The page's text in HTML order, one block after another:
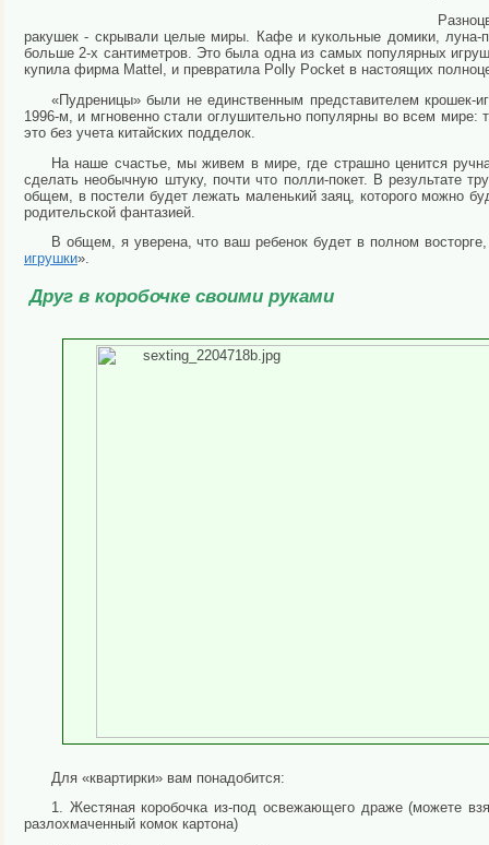
ракушек - скрывали целые миры. Кафе и кукольные домики, луна-
больше 2-х сантиметров. Это была одна из самых популярных
купила фирма Mattel, и превратила Polly Pocket в настоящих
«Пудреницы» были не единственным представителем
1996-м, и мгновенно стали оглушительно популярны во всем
это без учета китайских подделок.
На наше счастье, мы живем в мире, где страшно ценится
сделать необычную штуку, почти что полли-покет. В результате
общем, в постели будет лежать маленький заяц, которого можно
родительской фантазией.
В общем, я уверена, что ваш ребенок будет в полном
игрушки».
Друг в коробочке своими руками
Для «квартирки» вам понадобится:
1. Жестяная коробочка из-под освежающего драже (можете
разлохмаченный комок картона)